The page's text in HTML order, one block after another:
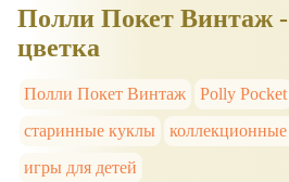
Полли Покет Винтаж -
цветка
Полли Покет Винтаж Polly Pocket
старинные куклы
игры для детей